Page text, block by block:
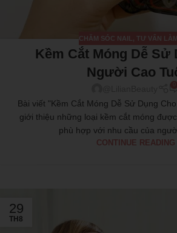
CHĂM SÓC NAIL , TƯ VẤN
Kềm Cắt Móng Dễ Sử
Người Cao
Bài viết "Kềm Cắt Móng Dễ Sử Dụng
giới thiệu những loại kềm cắt móng
phù hợp với nhu cầu của
CONTINUE READING
29
TH8